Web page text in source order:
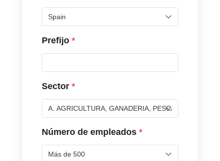
Prefijo *
Sector *
Número de empleados *